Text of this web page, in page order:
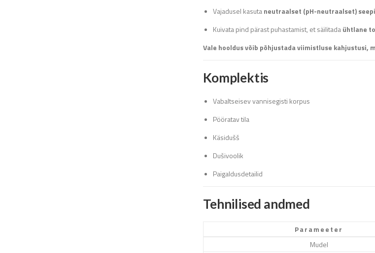
Vajadusel kasutaneutraalset (pH-neutraalset) seepi
Kuivata pind pärast puhastamist, et säilitadaühtlane
Vale hooldus võib põhjustada viimistluse kahjustusi,
Komplektis
Vabaltseisev vannisegisti korpus
Pööratav tila
Käsidušš
Dušivoolik
Paigaldusdetailid
Tehnilised andmed
Parameeter
Mudel